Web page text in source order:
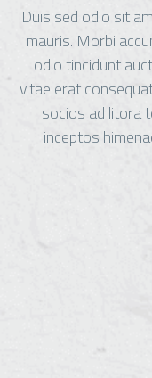
Duis sed odio sit
mauris. Morbi
odio tincidunt
vitae erat
socios ad litora
inceptos